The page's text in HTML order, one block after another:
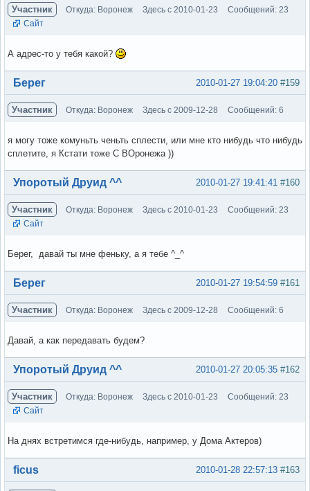
Участник Откуда: Воронеж Здесь с 2010-01-23
Сообщений: 23
Сайт
А адрес-то у тебя какой?
Вне форума #159
2010-01-27 19:04:20
Берег
Участник Откуда: Воронеж Здесь с 2009-12-28 Сообщений: 6
я могу тоже комуньть ченьть сплести, или мне кто нибудь что нибудь
сплетите, я Кстати тоже С ВОронежа ))
Вне форума #160
2010-01-27 19:41:41
Упоротый Друид ^^
Участник Откуда: Воронеж Здесь с 2010-01-23
Сообщений: 23
Сайт
Берег, давай ты мне феньку, а я тебе ^_^
Вне форума #161
2010-01-27 19:54:59
Берег
Участник Откуда: Воронеж Здесь с 2009-12-28 Сообщений: 6
Давай, а как передавать будем?
Вне форума #162
2010-01-27 20:05:35
Упоротый Друид ^^
Участник Откуда: Воронеж Здесь с 2010-01-23
Сообщений: 23
Сайт
На днях встретимся где-нибудь, например, у Дома Актеров)
Вне форума #163
2010-01-28 22:57:13
ficus